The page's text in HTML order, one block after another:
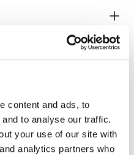
content and ads, to
to analyse our traffic.
your use of our site with
analytics partners who